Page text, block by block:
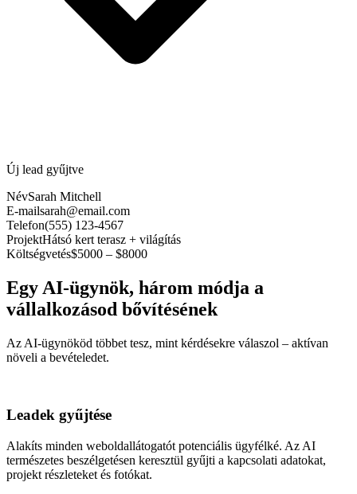
Új lead gyűjtve
NévSarah Mitchell
E-mailsarah@email.com
Telefon(555) 123-4567
ProjektHátsó kert terasz + világítás
Költségvetés$5000 – $8000
Egy AI-ügynök, három módja a
vállalkozásod bővítésének
Az AI-ügynököd többet tesz, mint kérdésekre válaszol – aktívan
növeli a bevételedet.
Leadek gyűjtése
Alakíts minden weboldallátogatót potenciális ügyfélké. Az AI
természetes beszélgetésen keresztül gyűjti a kapcsolati adatokat,
projekt részleteket és fotókat.